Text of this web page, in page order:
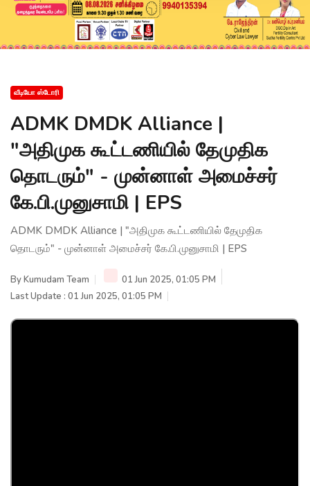
வீடியோ ஸ்டோரி
ADMK DMDK Alliance |
"அதிமுக கூட்டணியில் தேமுதிக
தொடரும்" - முன்னாள் அமைச்சர்
கே.பி.முனுசாமி | EPS
ADMK DMDK Alliance | "அதிமுக கூட்டணியில் தேமுதிக
தொடரும்" - முன்னாள் அமைச்சர் கே.பி.முனுசாமி | EPS
ByKumudam Team
01 Jun 2025, 01:05 PM
Last Update : 01 Jun 2025, 01:05 PM